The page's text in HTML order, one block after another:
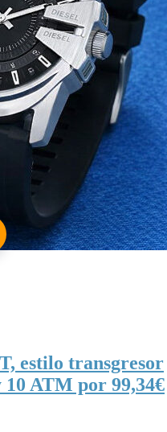
estilo transgresor
ATM por 99,34€